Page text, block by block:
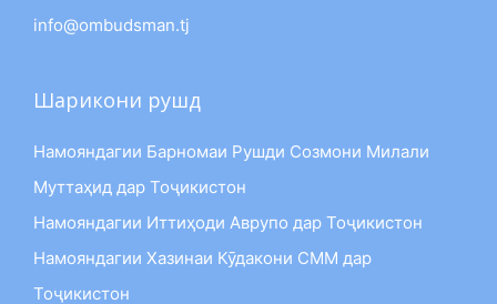
info@ombudsman.tj
Шарикони рушд
Намояндагии Барномаи Рушди Созмони Милали
Муттаҳид дар Тоҷикистон
Намояндагии Иттиҳоди Аврупо дар Тоҷикистон
Намояндагии Хазинаи Кӯдакони СММ дар
Тоҷикистон